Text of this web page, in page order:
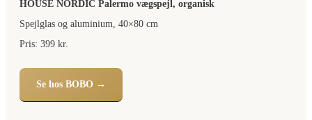
HOUSE NORDIC Palermo vægspejl, organisk
Spejlglas og aluminium, 40×80 cm
Pris: 399 kr.
Se hos BOBO →